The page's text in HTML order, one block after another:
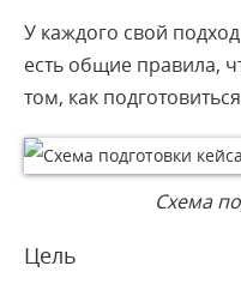
У каждого свой
есть общие правила,
том, как
Схема
Цель